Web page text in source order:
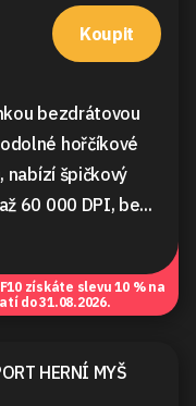
Koupit
bezdrátovou
odolné hořčíkové
nabízí špičkový
60 000 DPI, be...
získáte slevu 10 % na
do 31.08.2026.
HERNÍ MYŠ